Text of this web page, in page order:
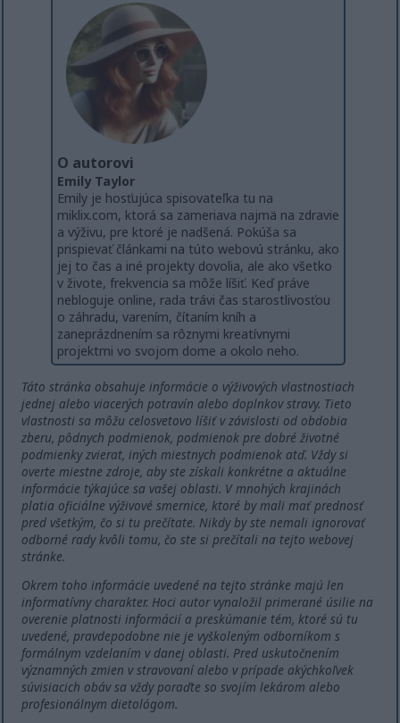
O autorovi
Emily Taylor
Emily je hosťujúca spisovateľka tu na
miklix.com, ktorá sa zameriava najmä na zdravie
a výživu, pre ktoré je nadšená. Pokúša sa
prispievať článkami na túto webovú stránku, ako
jej to čas a iné projekty dovolia, ale ako všetko
v živote, frekvencia sa môže líšiť. Keď práve
nebloguje online, rada trávi čas starostlivosťou
o záhradu, varením, čítaním kníh a
zaneprázdnením sa rôznymi kreatívnymi
projektmi vo svojom dome a okolo neho.
Táto stránka obsahuje informácie o výživových vlastnostiach
jednej alebo viacerých potravín alebo doplnkov stravy. Tieto
vlastnosti sa môžu celosvetovo líšiť v závislosti od obdobia
zberu, pôdnych podmienok, podmienok pre dobré životné
podmienky zvierat, iných miestnych podmienok atď. Vždy si
overte miestne zdroje, aby ste získali konkrétne a aktuálne
informácie týkajúce sa vašej oblasti. V mnohých krajinách
platia oficiálne výživové smernice, ktoré by mali mať prednosť
pred všetkým, čo si tu prečítate. Nikdy by ste nemali ignorovať
odborné rady kvôli tomu, čo ste si prečítali na tejto webovej
stránke.
Okrem toho informácie uvedené na tejto stránke majú len
informatívny charakter. Hoci autor vynaložil primerané úsilie na
overenie platnosti informácií a preskúmanie tém, ktoré sú tu
uvedené, pravdepodobne nie je vyškoleným odborníkom s
formálnym vzdelaním v danej oblasti. Pred uskutočnením
významných zmien v stravovaní alebo v prípade akýchkoľvek
súvisiacich obáv sa vždy poraďte so svojím lekárom alebo
profesionálnym dietológom.